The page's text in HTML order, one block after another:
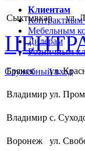
Клиентам
Контрактным
Мебельным
Дилерам
Розничным
Служебный вход
Сыктывкар ул.
Брянск ул.
Владимир ул.
Владимир с.
Воронеж ул.